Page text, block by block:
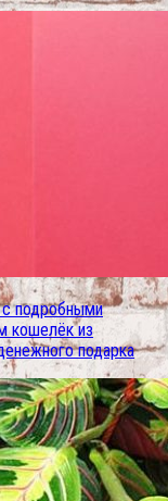
подробными
кошелёк из
подарка